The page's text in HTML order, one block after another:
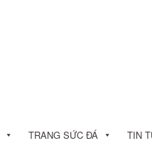
TRANG SỨC ĐÁ TIN